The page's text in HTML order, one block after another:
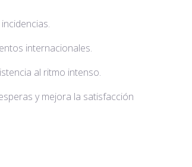
internacionales.
al ritmo intenso.
y mejora la satisfacción